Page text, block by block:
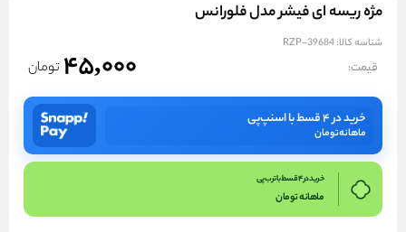
مژه ریسه ای فیشر مدل فلورانس
شناسه کالا:RZP-39684
قیمت: 45,000 تومان
خرید در ۴ قسط با اسنپ‌پی
ماهانهتومان
خرید در 4 قسط با ترب پی
ماهانهتومان